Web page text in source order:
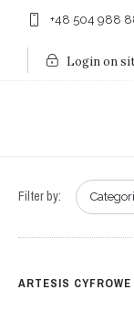
+48 504 988
Login on
Filter by:
ARTESIS